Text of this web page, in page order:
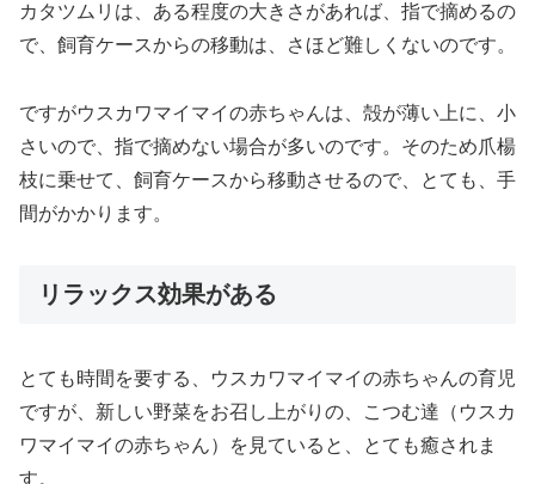
カタツムリは、ある程度の大きさがあれば、指で摘めるの
で、飼育ケースからの移動は、さほど難しくないのです。
ですがウスカワマイマイの赤ちゃんは、殻が薄い上に、小
さいので、指で摘めない場合が多いのです。そのため爪楊
枝に乗せて、飼育ケースから移動させるので、とても、手
間がかかります。
リラックス効果がある
とても時間を要する、ウスカワマイマイの赤ちゃんの育児
ですが、新しい野菜をお召し上がりの、こつむ達（ウスカ
ワマイマイの赤ちゃん）を見ていると、とても癒されま
す。